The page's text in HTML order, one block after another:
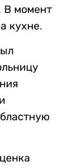
В момент
кухне.